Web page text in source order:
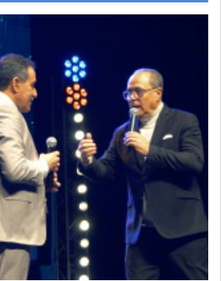
AUDIOVISUEL
LOGISTIQUE ET
TRANSPORT
TOURSIME
COMPOSANTS
AUTOMOBILES
DISTRIBUTION